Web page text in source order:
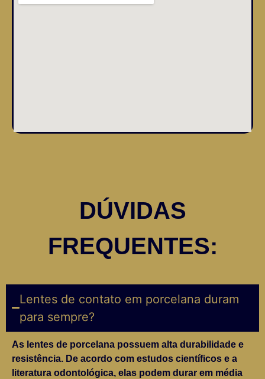
DÚVIDAS
FREQUENTES:
Lentes de contato em porcelana duram
para sempre?
As lentes de porcelana possuem alta durabilidade e
resistência. De acordo com estudos científicos e a
literatura odontológica, elas podem durar em média